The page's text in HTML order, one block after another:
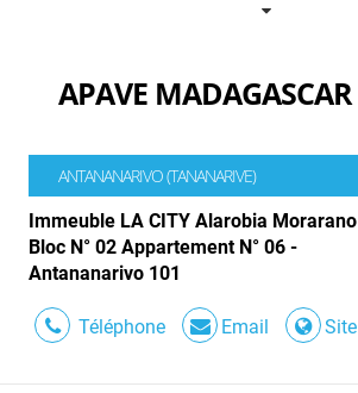
APAVE MADAGASCAR
ANTANANARIVO (TANANARIVE)
Immeuble LA CITY Alarobia Morarano
Bloc N° 02 Appartement N° 06 -
Antananarivo 101
Téléphone Email Site